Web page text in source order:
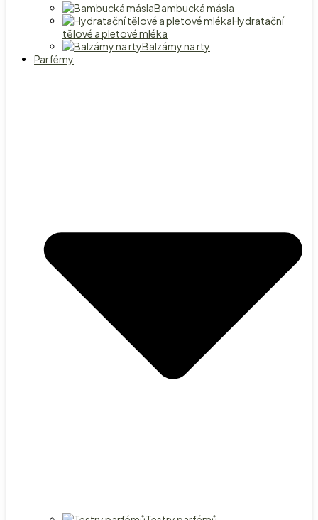
Bambucká másla
Hydratační
tělové a pletové mléka
Balzámy na rty
Parfémy